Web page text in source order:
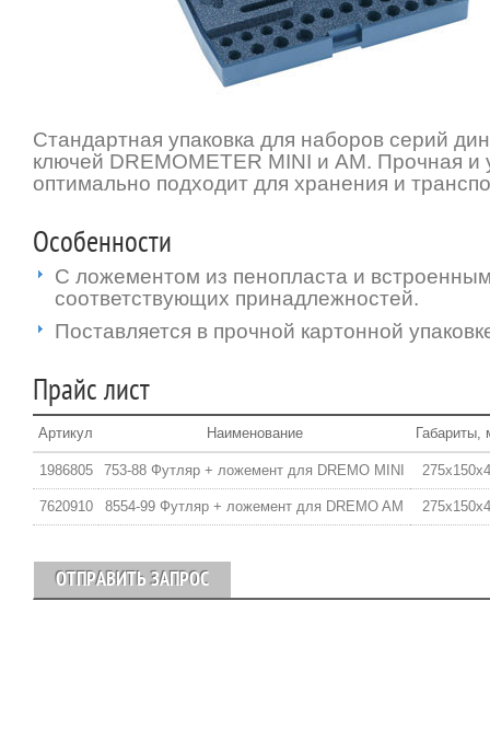
Стандартная упаковка для наборов серий
ключей DREMOMETER MINI и AM. Прочная и
оптимально подходит для хранения и
Особенности
С ложементом из пенопласта и
соответствующих принадлежностей.
Поставляется в прочной картонной
Прайс лист
Артикул Наименование Габариты,
1986805 753-88 Футляр + ложемент для DREMO MINI
7620910 8554-99 Футляр + ложемент для DREMO AM
ОТПРАВИТЬ ЗАПРОС